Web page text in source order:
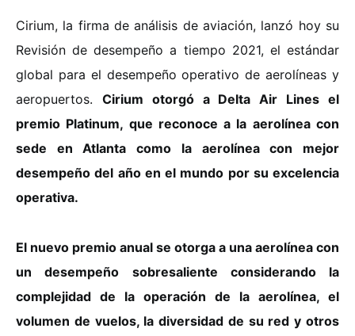
Cirium, la firma de análisis de aviación, lanzó hoy su
Revisión de desempeño a tiempo 2021, el estándar
global para el desempeño operativo de aerolíneas y
aeropuertos. Cirium otorgó a Delta Air Lines el
premio Platinum, que reconoce a la aerolínea con
sede en Atlanta como la aerolínea con mejor
desempeño del año en el mundo por su excelencia
operativa.
El nuevo premio anual se otorga a una aerolínea con
un desempeño sobresaliente considerando la
complejidad de la operación de la aerolínea, el
volumen de vuelos, la diversidad de su red y otros